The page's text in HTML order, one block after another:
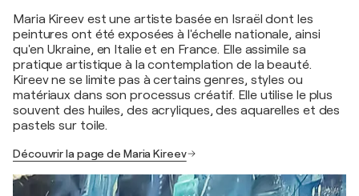
Maria Kireev est une artiste basée en Israël dont les
peintures ont été exposées à l'échelle nationale, ainsi
qu'en Ukraine, en Italie et en France. Elle assimile sa
pratique artistique à la contemplation de la beauté.
Kireev ne se limite pas à certains genres, styles ou
matériaux dans son processus créatif. Elle utilise le plus
souvent des huiles, des acryliques, des aquarelles et des
pastels sur toile.
Découvrir la page de Maria Kireev